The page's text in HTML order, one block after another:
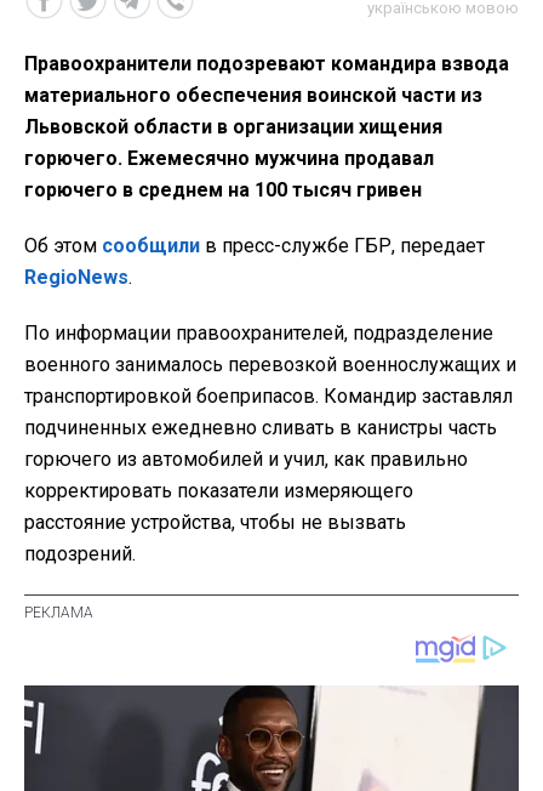
українською мовою
Правоохранители подозревают командира взвода
материального обеспечения воинской части из
Львовской области в организации хищения
горючего. Ежемесячно мужчина продавал
горючего в среднем на 100 тысяч гривен
Об этом сообщили в пресс-службе ГБР, передает
RegioNews.
По информации правоохранителей, подразделение
военного занималось перевозкой военнослужащих и
транспортировкой боеприпасов. Командир заставлял
подчиненных ежедневно сливать в канистры часть
горючего из автомобилей и учил, как правильно
корректировать показатели измеряющего
расстояние устройства, чтобы не вызвать
подозрений.